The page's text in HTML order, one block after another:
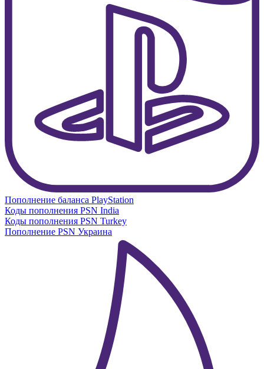
Пополнение баланса PlayStation
Коды пополнения PSN India
Коды пополнения PSN Turkey
Пополнение PSN Украина